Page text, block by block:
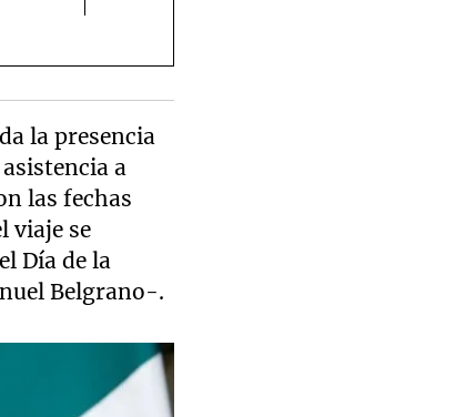
la presencia
a
las fechas
viaje se
Día de la
Belgrano-.